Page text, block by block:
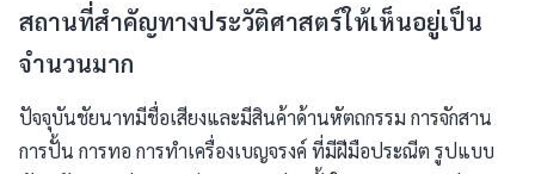
สถานที่สำคัญทางประวัติศาสตร์ให้เห็นอยู่เป็น
จำนวนมาก
ปัจจุบันชัยนาทมีชื่อเสียงและมีสินค้าด้านหัตถกรรม การจักสาน
การปั้น การทอ การทำเครื่องเบญจรงค์ ที่มีฝีมือประณีต รูปแบบ